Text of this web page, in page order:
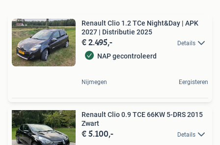
Renault Clio 1.2 TCe Night&Day | APK
2027 | Distributie 2025
€ 2.495,- Details
NAP gecontroleerd
Nijmegen Eergisteren
Renault Clio 0.9 TCE 66KW 5-DRS 2015
Zwart
€ 5.100,- Details